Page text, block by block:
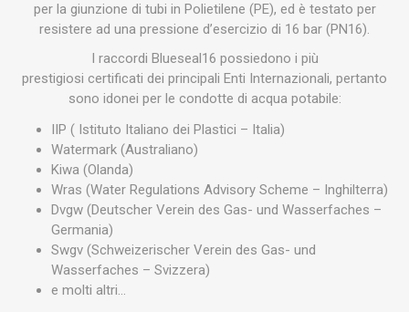
per la giunzione di tubi in Polietilene (PE), ed è testato per
resistere ad una pressione d’esercizio di 16 bar (PN16).
I raccordi Blueseal16 possiedono i più
prestigiosi certificati dei principali Enti Internazionali, pertanto
sono idonei per le condotte di acqua potabile:
IIP ( Istituto Italiano dei Plastici – Italia)
Watermark (Australiano)
Kiwa (Olanda)
Wras (Water Regulations Advisory Scheme – Inghilterra)
Dvgw (Deutscher Verein des Gas- und Wasserfaches –
Germania)
Swgv (Schweizerischer Verein des Gas- und
Wasserfaches – Svizzera)
e molti altri…